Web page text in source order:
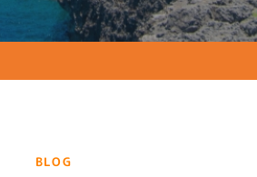
BLOG